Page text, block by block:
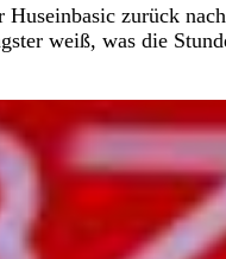
Huseinbasic zurück
weiß, was die